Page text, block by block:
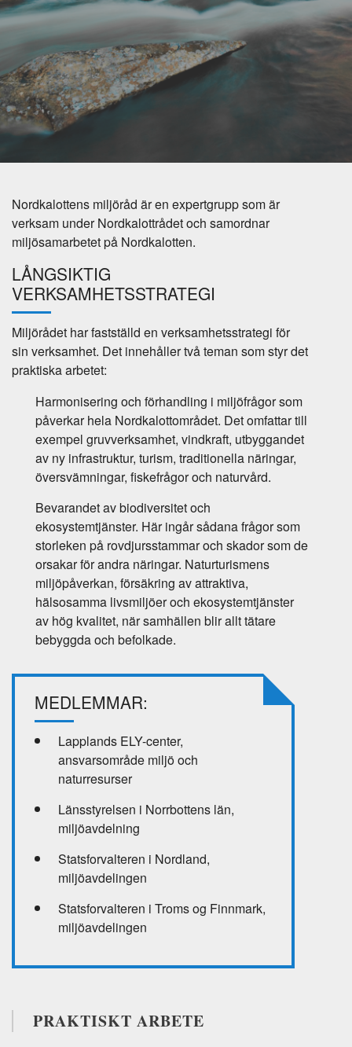
Nordkalottens miljöråd är en expertgrupp som är
verksam under Nordkalottrådet och samordnar
miljösamarbetet på Nordkalotten.
LÅNGSIKTIG
VERKSAMHETSSTRATEGI
Miljörådet har fastställd en verksamhetsstrategi för
sin verksamhet. Det innehåller två teman som styr det
praktiska arbetet:
Harmonisering och förhandling i miljöfrågor som
påverkar hela Nordkalottområdet. Det omfattar till
exempel gruvverksamhet, vindkraft, utbyggandet
av ny infrastruktur, turism, traditionella näringar,
översvämningar, fiskefrågor och naturvård.
Bevarandet av biodiversitet och
ekosystemtjänster. Här ingår sådana frågor som
storleken på rovdjursstammar och skador som de
orsakar för andra näringar. Naturturismens
miljöpåverkan, försäkring av attraktiva,
hälsosamma livsmiljöer och ekosystemtjänster
av hög kvalitet, när samhällen blir allt tätare
bebyggda och befolkade.
MEDLEMMAR:
Lapplands ELY-center,
ansvarsområde miljö och
naturresurser
Länsstyrelsen i Norrbottens län,
miljöavdelning
Statsforvalteren i Nordland,
miljöavdelingen
Statsforvalteren i Troms og Finnmark,
miljöavdelingen
PRAKTISKT ARBETE